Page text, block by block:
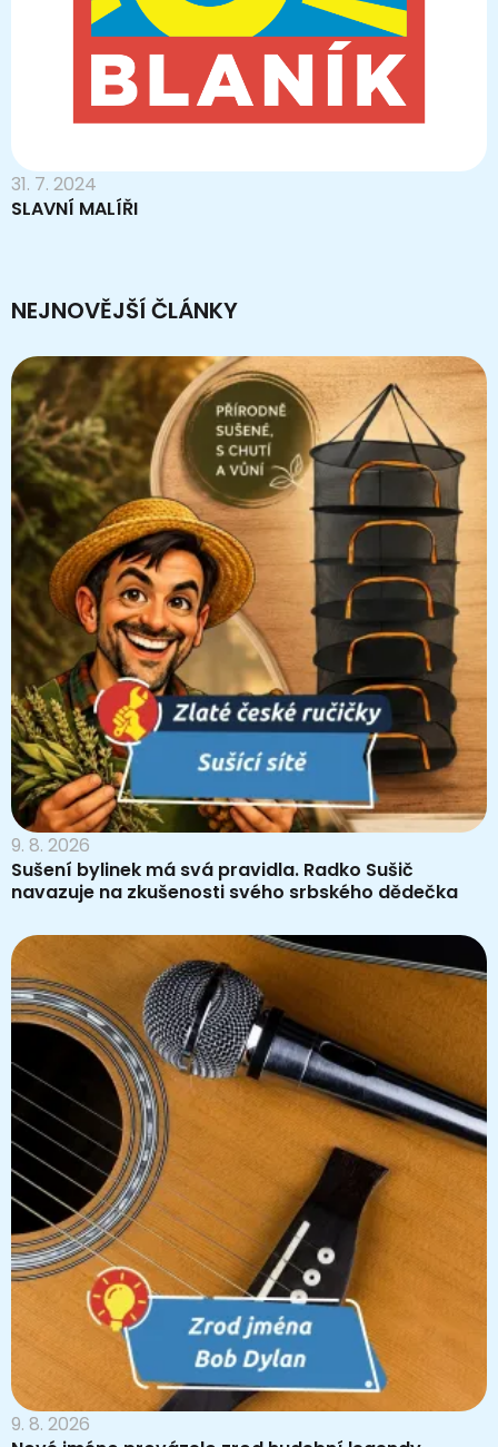
31. 7. 2024
SLAVNÍ MALÍŘI
NEJNOVĚJŠÍ ČLÁNKY
9. 8. 2026
Sušení bylinek má svá pravidla. Radko Sušič
navazuje na zkušenosti svého srbského dědečka
9. 8. 2026